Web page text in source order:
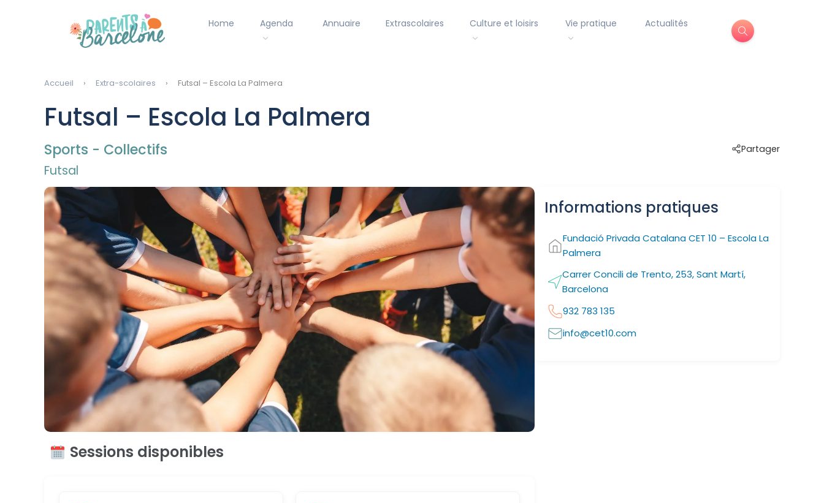
Home Agenda Annuaire Extrascolaires Culture et loisirs Vie pratique Actualités
Accueil Extra-scolaires Futsal – Escola La Palmera
Futsal – Escola La Palmera
Sports - Collectifs Partager
Futsal
Sessions disponibles
Informations pratiques
Fundació Privada Catalana CET 10 – Escola La
Palmera
Carrer Concili de Trento, 253, Sant Martí,
Barcelona
932 783 135
info@cet10.com